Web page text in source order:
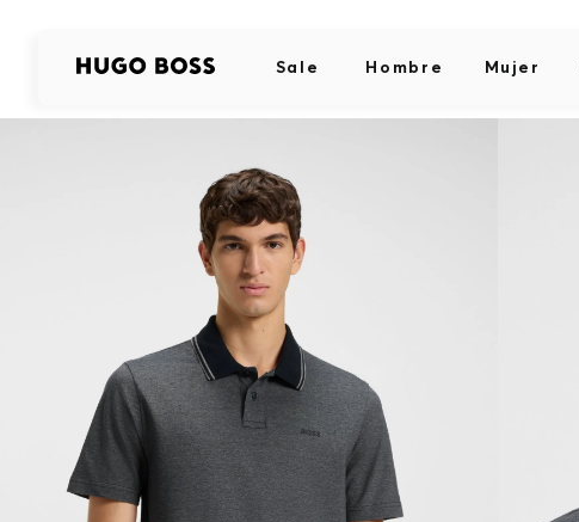
Sale Hombre Mujer